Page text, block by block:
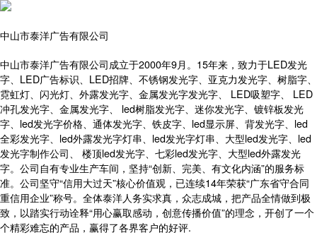
中山市泰洋广告有限公司
中山市泰洋广告有限公司成立于2000年9月。15年来，致力于LED发光
字、LED广告标识、LED招牌、不锈钢发光字、亚克力发光字、树脂字、
霓虹灯、闪光灯、外露发光字、金属发光字发光字、 LED吸塑字、 LED
冲孔发光字、金属发光字、 led树脂发光字、迷你发光字、镀锌板发光
字、led发光字价格、通体发光字、铁皮字、led显示屏、背发光字、led
全彩发光字、led外露发光字灯串、led发光字灯串、大型led发光字、led
发光字制作公司、 楼顶led发光字、七彩led发光字、大型led外露发光
字。公司自有专业生产车间，坚持“创新、完美、有文化内涵”的服务标
准。公司坚守“信用大过天”核心价值观，已连续14年荣获“广东省守合同
重信用企业”称号。全体泰洋人务实求真，众志成城，把产品全情做到极
致，以踏实行动诠释“用心赢取感动，创意传播价值”的理念，开创了一个
个精彩难忘的产品，赢得了各界客户的好评.